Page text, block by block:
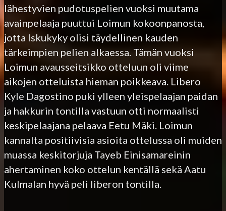
lähestyvien pudotuspelien vuoksi muutama
avainpelaaja puuttui Loimun kokoonpanosta,
jotta Iskukyky olisi täydellinen kauden
tärkeimpien pelien alkaessa. Tämän vuoksi
Loimun avausseitsikko otteluun oli viime
aikojen otteluista hieman poikkeava. Libero
Kyle Dagostino puki ylleen yleispelaajan paidan
ja hakkurin tontilla vastuun otti normaalisti
keskipelaajana pelaava Eetu Mäki. Loimun
kannalta positiivisia asioita ottelussa oli muiden
muassa keskitorjuja Tayeb Einisamareinin
ahertaminen koko ottelun kentällä sekä Aatu
Kulmalan hyvä peli liberon tontilla.